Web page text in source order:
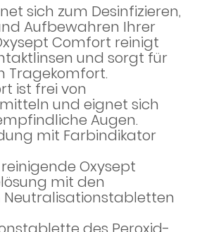
sich zum Desinfizieren,
Aufbewahren Ihrer
Comfort reinigt
und sorgt für
Tragekomfort.
ist frei von
und eignet sich
Augen.
mit Farbindikator
Oxysept
mit den